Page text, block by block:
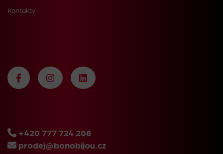
Kontakty
+420 777 724 208
prodej@bonobijou.cz